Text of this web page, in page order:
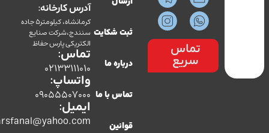
تماس
سریع
ثبت شکایت
درباره ما
تماس با ما
قوانین
آدرس کارخانه:
کرمانشاه، کیلومتر5 جاده
سنندج،شرکت صنایع
الکتریکی پارس حفاظ
تماس:
02133111010
واتساپ:
09055507000
ایمیل:
co.parsfanal@yahoo.com